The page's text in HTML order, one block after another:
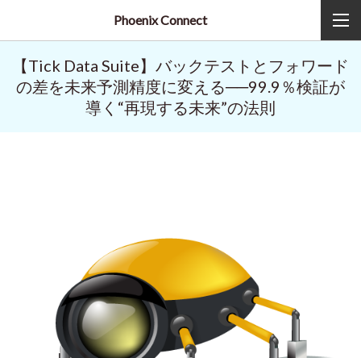
Phoenix Connect
【Tick Data Suite】バックテストとフォワード
の差を未来予測精度に変える──99.9％検証が
導く“再現する未来”の法則